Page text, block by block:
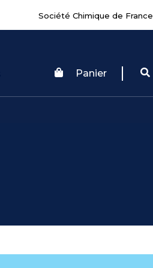
Société Chimique de France
Panier